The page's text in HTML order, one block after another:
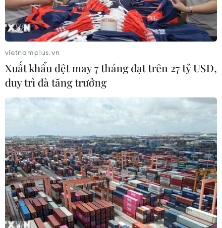
Ngoại trưởng Mỹ, Thổ Nhĩ Kỳ điện đàm về
tình hình Syria, Qatar
11/06/2017 08:20
Ngoại trưởng Mỹ Rex Tillerson và người đồng cấp Thổ
Nhĩ Kỳ Mevlut Cavusoglu đã điện đàm về những diễn
biến ở Syria cũng như những tranh cãi giữa Qatar và
vietnamplus.vn
Xuất khẩu dệt may 7 tháng đạt trên 27 tỷ USD,
duy trì đà tăng trưởng